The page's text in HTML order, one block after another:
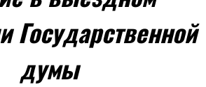
Государственной
думы